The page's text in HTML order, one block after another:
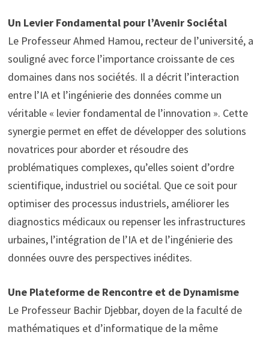
Un Levier Fondamental pour l’Avenir Sociétal
Le Professeur Ahmed Hamou, recteur de l’université, a
souligné avec force l’importance croissante de ces
domaines dans nos sociétés. Il a décrit l’interaction
entre l’IA et l’ingénierie des données comme un
véritable « levier fondamental de l’innovation ». Cette
synergie permet en effet de développer des solutions
novatrices pour aborder et résoudre des
problématiques complexes, qu’elles soient d’ordre
scientifique, industriel ou sociétal. Que ce soit pour
optimiser des processus industriels, améliorer les
diagnostics médicaux ou repenser les infrastructures
urbaines, l’intégration de l’IA et de l’ingénierie des
données ouvre des perspectives inédites.
Une Plateforme de Rencontre et de Dynamisme
Le Professeur Bachir Djebbar, doyen de la faculté de
mathématiques et d’informatique de la même